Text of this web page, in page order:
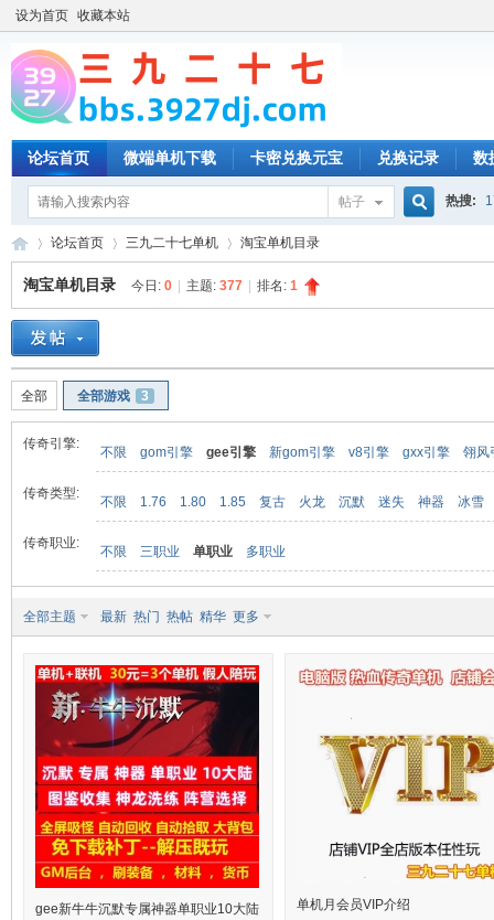
设为首页 收藏本站
论坛首页 微端单机下载 卡密兑换元宝 兑换记录 数
帖子 热搜:
»
论坛首页 三九二十七单机 淘宝单机目录
淘宝单机目录 今日: 0 主题: 377 排名: 1
全部 全部游戏 3
传奇引擎:
不限 gom引擎 gee引擎 新gom引擎 v8引擎 gxx引擎 翎风
传奇类型:
不限 1.76 1.80 1.85 复古 火龙 沉默 迷失 神器 冰雪
传奇职业:
不限 三职业 单职业 多职业
全部主题 最新 热门 热帖 精华 更多
gee新牛牛沉默专属神器单职业10大陆
单机月会员VIP介绍